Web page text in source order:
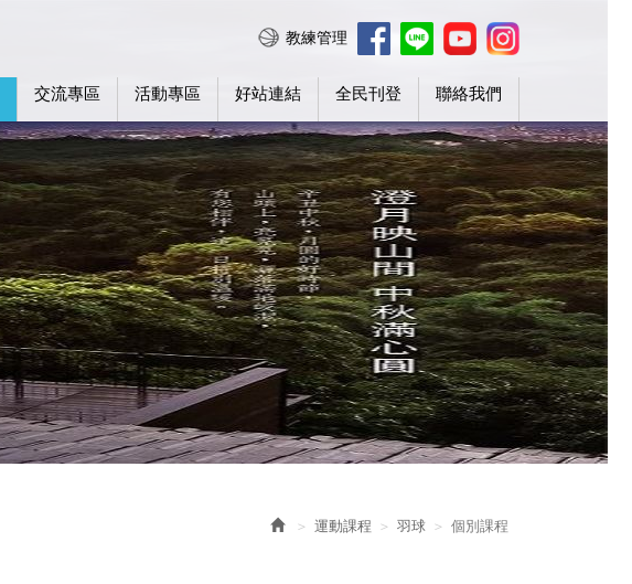
交流專區 活動專區 好站連結 全民刊登 聯絡我們
教練管理
運動課程 羽球 個別課程